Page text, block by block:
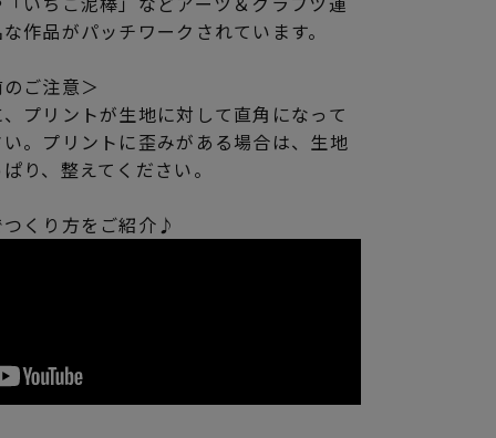
作品がパッチワークされています。
ご注意＞
プリントが生地に対して直角になって
。プリントに歪みがある場合は、生地
り、整えてください。
くり方をご紹介♪